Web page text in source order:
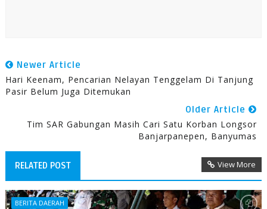
Newer Article
Hari Keenam, Pencarian Nelayan Tenggelam Di Tanjung
Pasir Belum Juga Ditemukan
Older Article
Tim SAR Gabungan Masih Cari Satu Korban Longsor
Banjarpanepen, Banyumas
RELATED POST View More
BERITA DAERAH